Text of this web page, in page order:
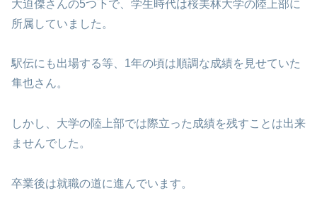
大迫傑さんの5つ下で、学生時代は桜美林大学の陸上部に
所属していました。
駅伝にも出場する等、1年の頃は順調な成績を見せていた
隼也さん。
しかし、大学の陸上部では際立った成績を残すことは出来
ませんでした。
卒業後は就職の道に進んでいます。